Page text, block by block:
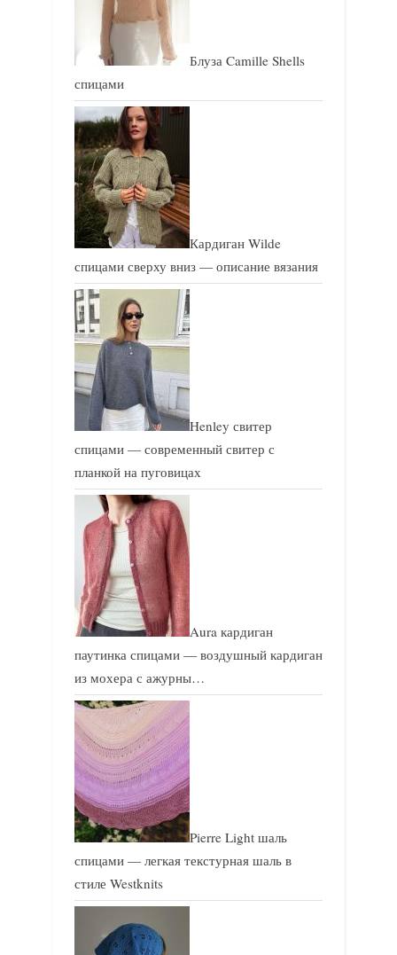
:
Блуза Camille Shells
спицами
Кардиган Wilde
спицами сверху вниз — описание вязания
Henley свитер
спицами — современный свитер с
планкой на пуговицах
Aura кардиган
паутинка спицами — воздушный кардиган
из мохера с ажурны…
Pierre Light шаль
спицами — легкая текстурная шаль в
стиле Westknits